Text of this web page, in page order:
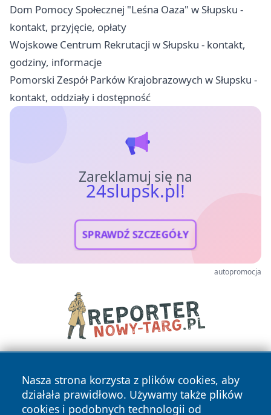
Dom Pomocy Społecznej "Leśna Oaza" w Słupsku -
kontakt, przyjęcie, opłaty
Wojskowe Centrum Rekrutacji w Słupsku - kontakt,
godziny, informacje
Pomorski Zespół Parków Krajobrazowych w Słupsku -
kontakt, oddziały i dostępność
Zareklamuj się na
24slupsk.pl!
SPRAWDŹ SZCZEGÓŁY
autopromocja
Nasza strona korzysta z plików cookies, aby
działała prawidłowo. Używamy także plików
cookies i podobnych technologii od